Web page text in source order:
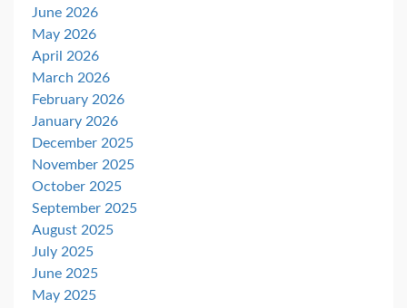
June 2026
May 2026
April 2026
March 2026
February 2026
January 2026
December 2025
November 2025
October 2025
September 2025
August 2025
July 2025
June 2025
May 2025